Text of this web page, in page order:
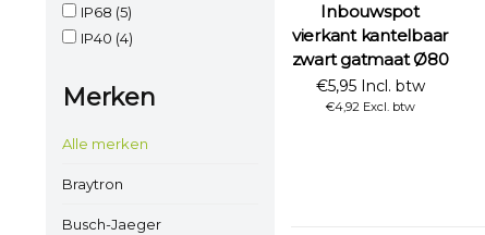
IP68 (5)
IP40 (4)
Merken
Alle merken
Braytron
Busch-Jaeger
Inbouwspot
vierkant kantelbaar
zwart gatmaat Ø80
€5,95 Incl. btw
€4,92 Excl. btw